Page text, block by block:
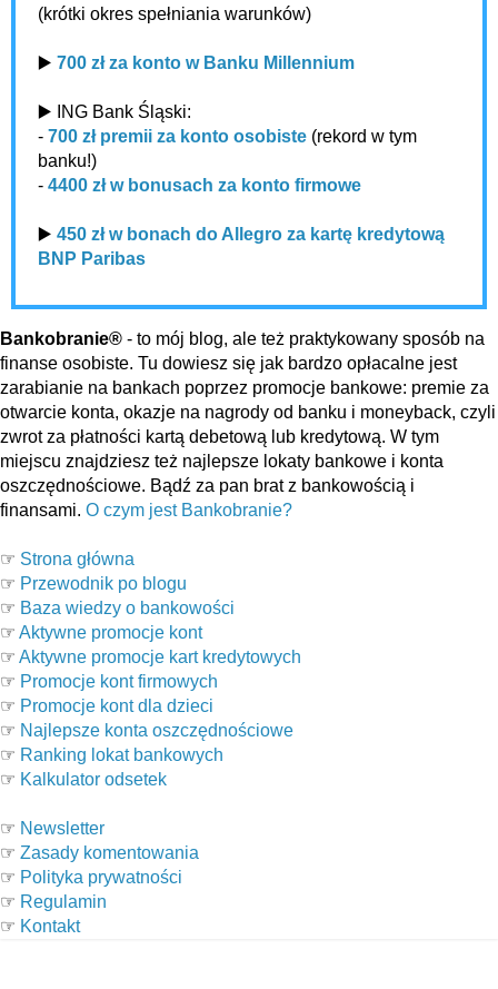
(krótki okres spełniania warunków)
▶️ 700 zł za konto w Banku Millennium
▶️ ING Bank Śląski:
- 700 zł premii za konto osobiste (rekord w tym
banku!)
- 4400 zł w bonusach za konto firmowe
▶️ 450 zł w bonach do Allegro za kartę kredytową
BNP Paribas
Bankobranie® - to mój blog, ale też praktykowany sposób na
finanse osobiste. Tu dowiesz się jak bardzo opłacalne jest
zarabianie na bankach poprzez promocje bankowe: premie za
otwarcie konta, okazje na nagrody od banku i moneyback, czyli
zwrot za płatności kartą debetową lub kredytową. W tym
miejscu znajdziesz też najlepsze lokaty bankowe i konta
oszczędnościowe. Bądź za pan brat z bankowością i
finansami. O czym jest Bankobranie?
☞ Strona główna
☞ Przewodnik po blogu
☞ Baza wiedzy o bankowości
☞ Aktywne promocje kont
☞ Aktywne promocje kart kredytowych
☞ Promocje kont firmowych
☞ Promocje kont dla dzieci
☞ Najlepsze konta oszczędnościowe
☞ Ranking lokat bankowych
☞ Kalkulator odsetek
☞ Newsletter
☞ Zasady komentowania
☞ Polityka prywatności
☞ Regulamin
☞ Kontakt